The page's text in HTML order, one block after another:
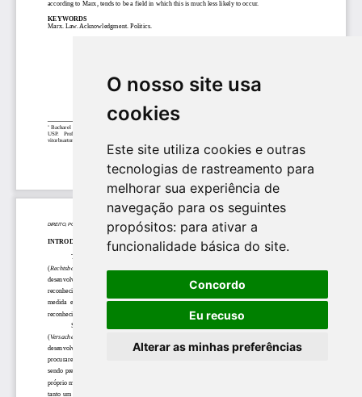
O nosso site usa
cookies
Este site utiliza cookies e outras
tecnologias de rastreamento para
melhorar sua experiência de
navegação para os seguintes
propósitos: para ativar a
funcionalidade básica do site.
Concordo
Eu recuso
Alterar as minhas preferências